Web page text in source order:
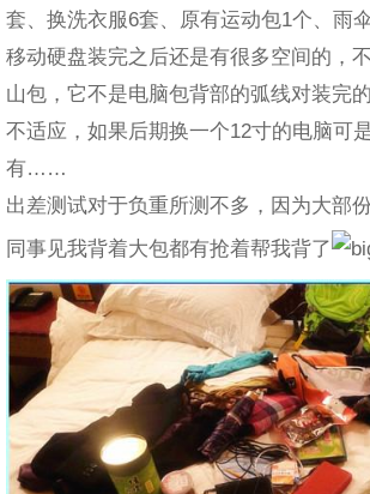
套、换洗衣服6套、原有运动包1个、雨
移动硬盘装完之后还是有很多空间的，
山包，它不是电脑包背部的弧线对装完
不适应，如果后期换一个12寸的电脑可
有……
出差测试对于负重所测不多，因为大部
同事见我背着大包都有抢着帮我背了